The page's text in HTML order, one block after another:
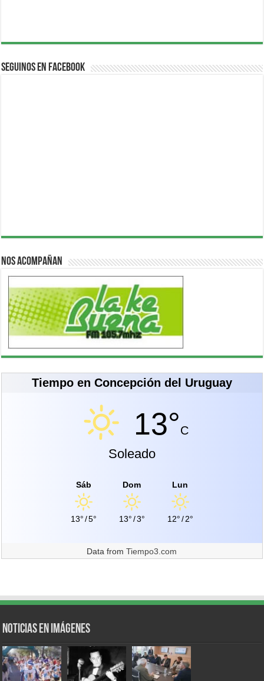
Seguinos en Facebook
Nos acompañan
Tiempo en Concepción del Uruguay
13°C
Soleado
Sáb
13°/5°
Dom
13°/3°
Lun
12°/2°
Data fromTiempo3.com
Noticias en Imágenes